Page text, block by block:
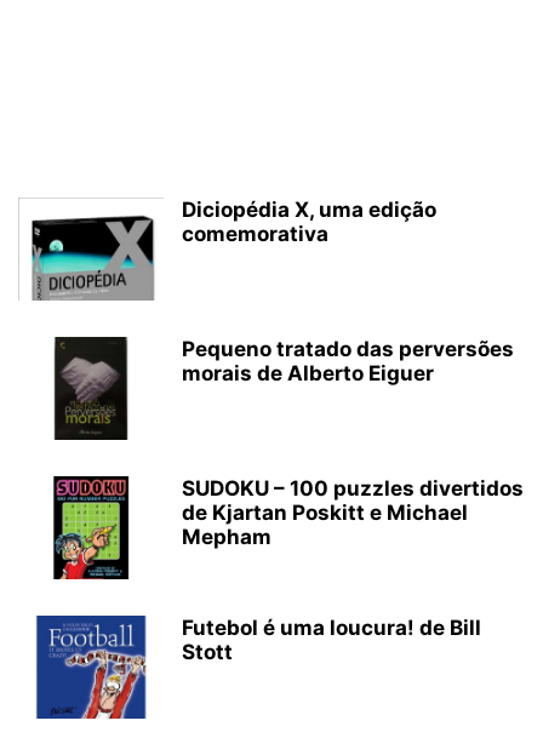
Diciopédia X, uma edição
comemorativa
Pequeno tratado das perversões
morais de Alberto Eiguer
SUDOKU – 100 puzzles divertidos
de Kjartan Poskitt e Michael
Mepham
Futebol é uma loucura! de Bill
Stott